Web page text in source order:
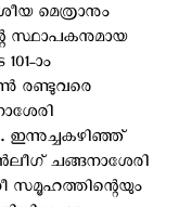
മെത്രാനും
സ്ഥാപകനുമായ
ാം
രണ്ടുവരെ
ഇന്നുച്ചകഴിഞ്ഞ്
ചങ്ങനാശേരി
സമൂഹത്തിന്റെയും